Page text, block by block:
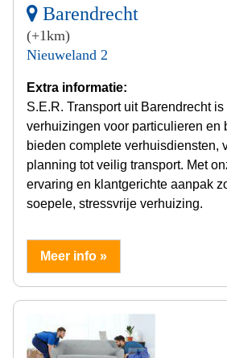
Barendrecht
(+1km)
Nieuweland 2
Extra informatie:
S.E.R. Transport uit Barendrecht
verhuizingen voor particulieren en
bieden complete verhuisdiensten,
planning tot veilig transport. Met
ervaring en klantgerichte aanpak
soepele, stressvrije verhuizing.
Meer info »